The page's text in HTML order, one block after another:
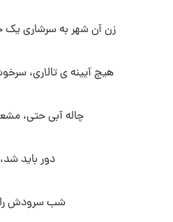
زن آن شهر به سرشاری یک
هیچ آیینه ی تالاری،
چاله آبی حتی،
دور باید
شب سرودش را